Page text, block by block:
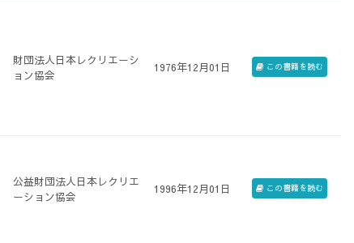
財団法人日本レクリエーシ
ョン協会
1976年12月01日 この書籍を読む
公益財団法人日本レクリエ
ーション協会
1996年12月01日 この書籍を読む